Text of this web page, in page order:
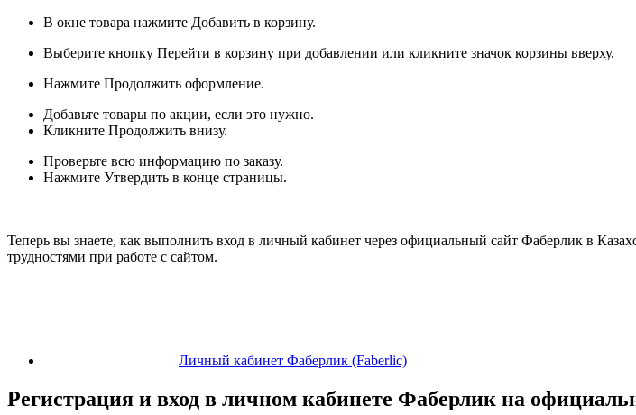
В окне товара нажмите Добавить в корзину.
Выберите кнопку Перейти в корзину при добавлении или кликните значок корзины вверху.
Нажмите Продолжить оформление.
Добавьте товары по акции, если это нужно.
Кликните Продолжить внизу.
Проверьте всю информацию по заказу.
Нажмите Утвердить в конце страницы.
Теперь вы знаете, как выполнить вход в личный кабинет через официальный сайт Фаберлик в
трудностями при работе с сайтом.
Личный кабинет Фаберлик (Faberlic)
Регистрация и вход в личном кабинете Фаберлик на